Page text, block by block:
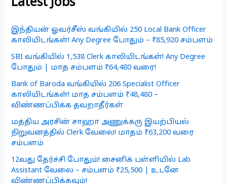
இந்தியன் ஓவர்சீஸ் வங்கியில் 250 Local Bank Officer
காலியிடங்கள்! Any Degree போதும் – ₹85,920 சம்பளம்
SBI வங்கியில் 1,538 Clerk காலியிடங்கள்! Any Degree
போதும் | மாத சம்பளம் ₹64,480 வரை!
Bank of Baroda வங்கியில் 206 Specialist Officer
காலியிடங்கள்! மாத சம்பளம் ₹48,480 –
விண்ணப்பிக்க தவறாதீர்கள்
மத்திய அரசின் சாஹா அணுக்கரு இயற்பியல்
நிறுவனத்தில் Clerk வேலை! மாதம் ₹63,200 வரை
சம்பளம்
12வது தேர்ச்சி போதும்! சைனிக் பள்ளியில் Lab
Assistant வேலை – சம்பளம் ₹25,500 | உடனே
விண்ணப்பிக்கவும்!